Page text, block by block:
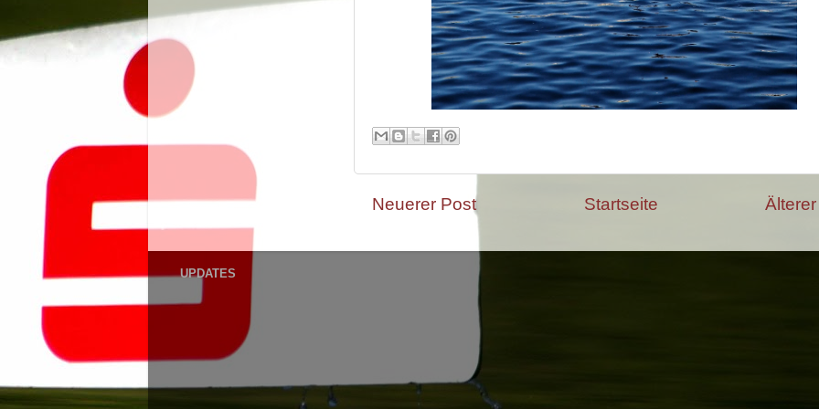
Neuerer Post Startseite
UPDATES